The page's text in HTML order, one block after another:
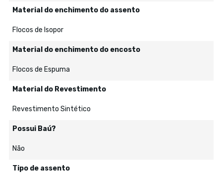
Material do enchimento do assento
Flocos de Isopor
Material do enchimento do encosto
Flocos de Espuma
Material do Revestimento
Revestimento Sintético
Possui Baú?
Não
Tipo de assento